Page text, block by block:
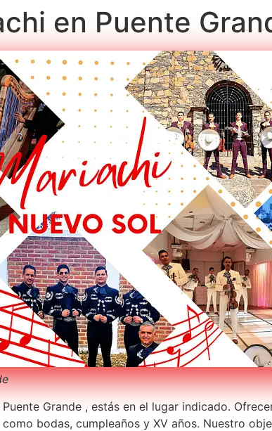
en Puente
Grande , estás en el lugar indicado.
bodas, cumpleaños y XV años. Nuestro